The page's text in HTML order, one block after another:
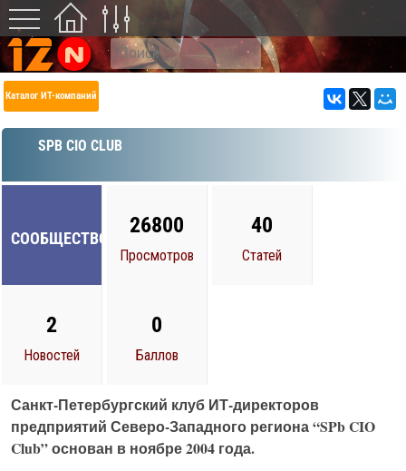
Каталог ИТ-компаний
SPB CIO CLUB
СООБЩЕСТВО
26800
Просмотров
40
Статей
2
Новостей
0
Баллов
Санкт-Петербургский клуб ИТ-директоров
предприятий Северо-Западного региона “SPb CIO
Club” основан в ноябре 2004 года.